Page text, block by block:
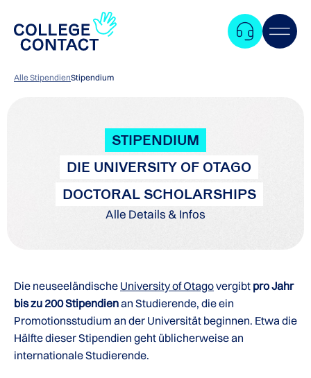
Alle StipendienStipendium
STIPENDIUM
DIE UNIVERSITY OF OTAGO
DOCTORAL SCHOLARSHIPS
Alle Details & Infos
Die neuseeländische University of Otagovergibt pro Jahr
bis zu 200 Stipendienan Studierende, die ein
Promotionsstudium an der Universität beginnen. Etwa die
Hälfte dieser Stipendien geht üblicherweise an
internationale Studierende.